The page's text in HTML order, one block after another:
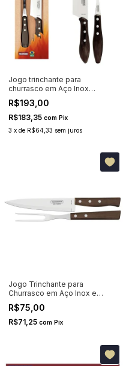
Jogo trinchante para
churrasco em Aço Inox
Tramontina Polywood
Castanho 2 Peças 21198960
R$193,00
R$183,35 com Pix
3 x de R$64,33 sem juros
Jogo Trinchante para
Churrasco em Aço Inox e
Madeira Natural Tramontina 2
Peças 22299013
R$75,00
R$71,25 com Pix